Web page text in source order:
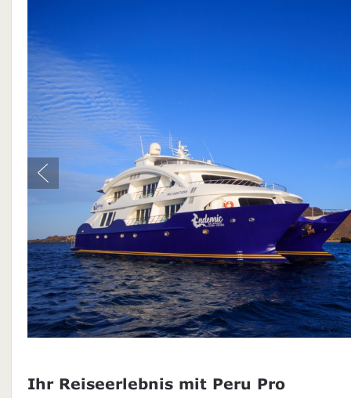
Ihr Reiseerlebnis mit Peru Pro